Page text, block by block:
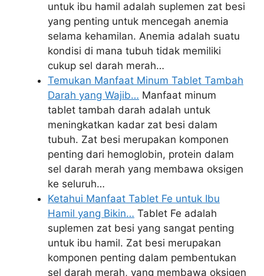
untuk ibu hamil adalah suplemen zat besi
yang penting untuk mencegah anemia
selama kehamilan. Anemia adalah suatu
kondisi di mana tubuh tidak memiliki
cukup sel darah merah…
Temukan Manfaat Minum Tablet Tambah
Darah yang Wajib… Manfaat minum
tablet tambah darah adalah untuk
meningkatkan kadar zat besi dalam
tubuh. Zat besi merupakan komponen
penting dari hemoglobin, protein dalam
sel darah merah yang membawa oksigen
ke seluruh…
Ketahui Manfaat Tablet Fe untuk Ibu
Hamil yang Bikin… Tablet Fe adalah
suplemen zat besi yang sangat penting
untuk ibu hamil. Zat besi merupakan
komponen penting dalam pembentukan
sel darah merah, yang membawa oksigen